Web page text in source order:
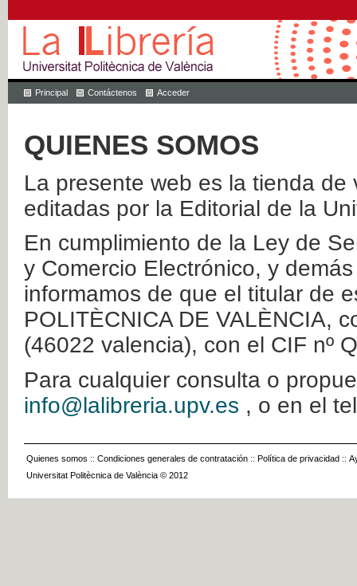
Principal Contáctenos Acceder
QUIENES SOMOS
La presente web es la tienda
editadas por la Editorial de la
En cumplimiento de la Ley de
y Comercio Electrónico, y
informamos de que el titular de
POLITÈCNICA DE VALÈNCIA,
(46022 valencia), con el CIF nº
Para cualquier consulta o
info@lalibreria.upv.es , o en el
Quienes somos :: Condiciones generales de contratación :: Política de privacidad ::
Universitat Politècnica de València © 2012